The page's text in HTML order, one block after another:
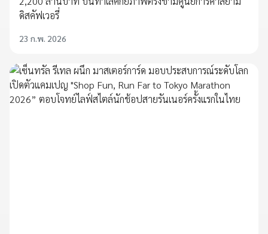
ดิสคัฟเวอรี่
23 ก.พ. 2026